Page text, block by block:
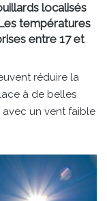
localisés
températures
entre 17 et
réduire la
à de belles
avec un vent faible